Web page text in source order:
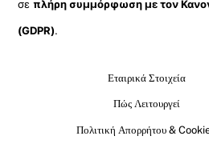
σεπλήρη συμμόρφωση με τον
(GDPR).
Εταιρικά Στοιχεία
Πώς Λειτουργεί
Πολιτική Απορρήτου &